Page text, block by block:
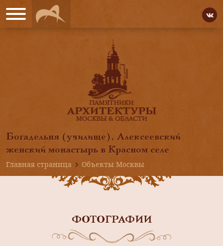
Богадельня (училище), Алексеевский
женский монастырь в Красном селе
Главная страница
Объекты Москвы
ФОТОГРАФИИ